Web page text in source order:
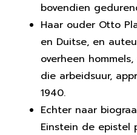
bovendien
Haar ouder Otto
en Duitse, en
overheen
die arbeidsuur,
1940.
Echter naar
Einstein de epistel